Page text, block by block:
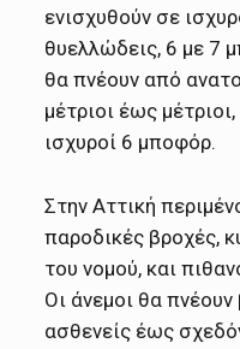
ενισχυθούν σε
θυελλώδεις, 6 με 7
θα πνέουν από
μέτριοι έως
ισχυροί 6 μποφόρ.
Στην Αττική
παροδικές βροχές,
του νομού, και
Οι άνεμοι θα πνέουν
ασθενείς έως